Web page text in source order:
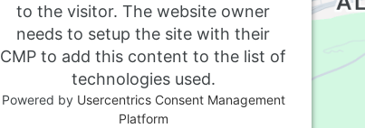
to the visitor. The website owner
needs to setup the site with their
CMP to add this content to the list of
technologies used.
Powered by Usercentrics Consent Management
Platform